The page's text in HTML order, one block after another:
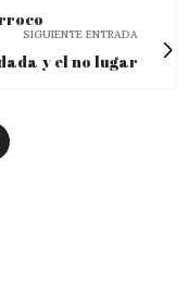
SIGUIENTE ENTRADA
y el no lugar